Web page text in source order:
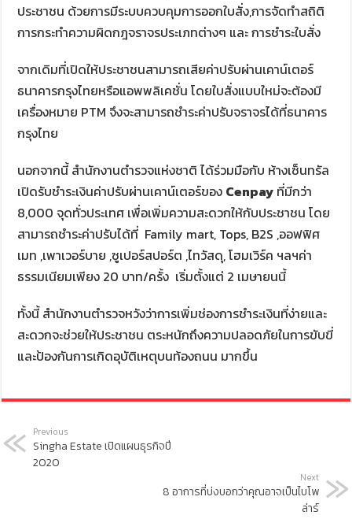
ประชาชน ด้วยการมีระบบควบคุมการออกใบสั่ง,การจัดทำสถิติ
การกระทำความผิดกฎจราจรประเภทต่างๆ และ การชำระใบสั่ง
จากเดิมที่เปิดให้ประชาชนสามารถเสียค่าปรับผ่านเคาน์เตอร์
ธนาคารกรุงไทยหรือแอพพลิเคชั่น โดยใบสั่งแบบใหม่จะต้องมี
เครื่องหมาย PTM จึงจะสามารถชำระค่าปรับจราจรได้ที่ธนาคาร
กรุงไทย
นอกจากนี้ สำนักงานตำรวจแห่งชาติ ได้ร่วมมือกับ ห้างเซ็นทรัล
เปิดรับชำระเงินค่าปรับผ่านเคาน์เตอร์ของ Cenpay ที่มีกว่า
8,000 จุดทั่วประเทศ เพื่อเพิ่มความสะดวกให้กับประชาชน โดย
สามารถชำระค่าปรับได้ที่ Family mart, Tops, B2S ,ออฟฟิศ
เมท ,เพาเวอร์บาย ,ซูเปอร์สปอร์ต ,ไทวัสดุ, โฮมเวิร์ค ฯลฯค่า
ธรรมเนียมเพียง 20 บาท/ครั้ง เริ่มตั้งแต่ 2 เมษายนนี้
ทั้งนี้ สำนักงานตำรวจหวังว่าการเพิ่มช่องการชำระเงินที่ง่ายและ
สะดวกจะช่วยให้ประชาชน ตระหนักถึงความปลอดภัยในการขับขี่
และป้องกันการเกิดอุบัติเหตุบนท้องถนน มากขึ้น
Previous
Singha Estate เปิดแผนธุรกิจปี
2020
Next
8 อาการที่บ่งบอกว่าคุณอาจเป็นไบโพ
ล่าร์